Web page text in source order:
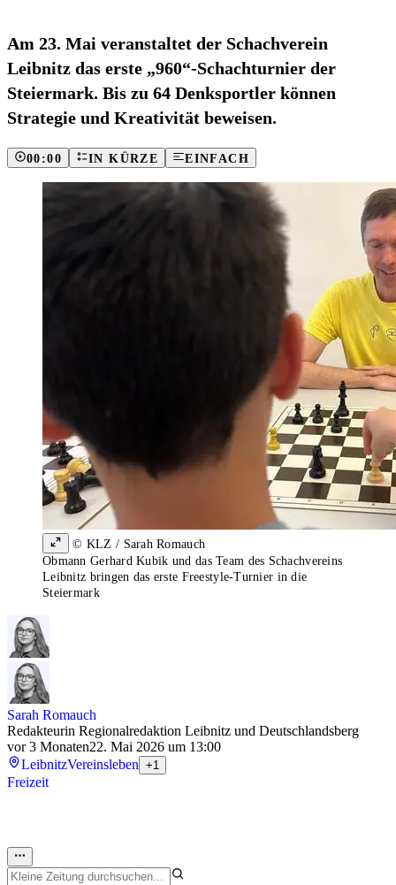
Am 23. Mai veranstaltet der Schachverein
Leibnitz das erste „960“-Schachturnier der
Steiermark. Bis zu 64 Denksportler können
Strategie und Kreativität beweisen.
00:00 IN KÜRZE EINFACH
© KLZ / Sarah Romauch
Obmann Gerhard Kubik und das Team des Schachvereins
Leibnitz bringen das erste Freestyle-Turnier in die
Steiermark
Sarah Romauch
Redakteurin Regionalredaktion Leibnitz und Deutschlandsberg
vor 3 Monaten22. Mai 2026 um 13:00
LeibnitzVereinsleben +1
Freizeit